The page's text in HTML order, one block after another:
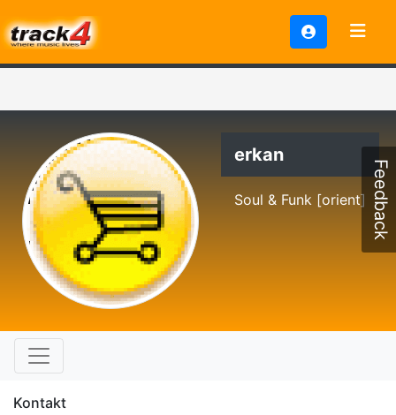
erkan
Soul & Funk [orient]
Kontakt
Feedback